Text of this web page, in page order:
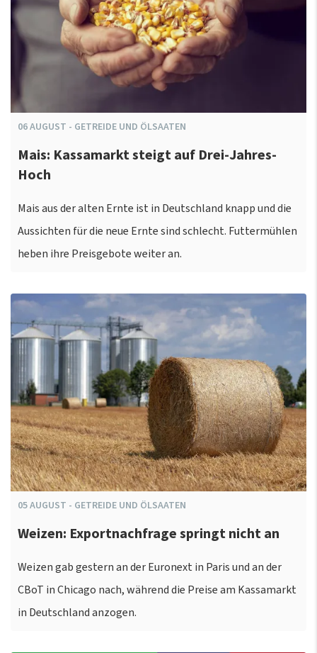
06AUGUST - GETREIDE UND ÖLSAATEN
Mais: Kassamarkt steigt auf Drei-Jahres-
Hoch
Mais aus der alten Ernte ist in Deutschland knapp und die
Aussichten für die neue Ernte sind schlecht. Futtermühlen
heben ihre Preisgebote weiter an.
05AUGUST - GETREIDE UND ÖLSAATEN
Weizen: Exportnachfrage springt nicht an
Weizen gab gestern an der Euronext in Paris und an der
CBoT in Chicago nach, während die Preise am Kassamarkt
in Deutschland anzogen.